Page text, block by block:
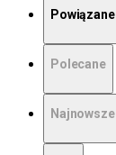
Powiązane
Polecane
Najnowsze